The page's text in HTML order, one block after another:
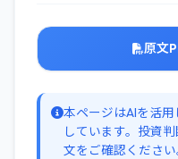
原文
本ページはAIを活
しています。投資
文をご確認ください